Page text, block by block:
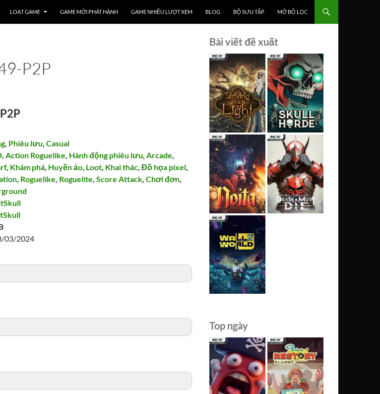
LOẠT GAME GAME MỚI PHÁT HÀNH GAME NHIỀU LƯỢT XEM BLOG BỘ SƯU TẬP MỞ BỘ LỌC
P2P
, Phiêu lưu,Casual
,Action Roguelike, Hành động phiêu lưu,Arcade,
, Khám phá, Huyền ảo, Loot, Khai thác,Đồ họa pixel,
, Roguelike, Roguelite,Score Attack,Chơi đơn,
03/2024
Bài viết đề xuất
Top ngày